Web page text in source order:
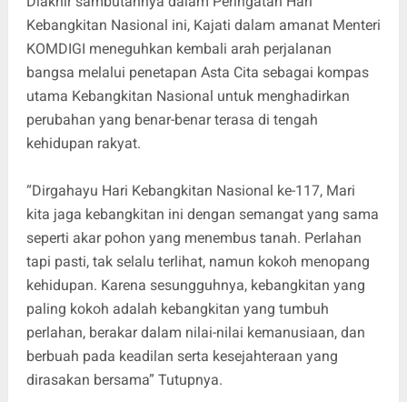
Kebangkitan Nasional ini, Kajati dalam amanat Menteri
KOMDIGI meneguhkan kembali arah perjalanan
bangsa melalui penetapan Asta Cita sebagai kompas
utama Kebangkitan Nasional untuk menghadirkan
perubahan yang benar-benar terasa di tengah
kehidupan rakyat.
“Dirgahayu Hari Kebangkitan Nasional ke-117, Mari
kita jaga kebangkitan ini dengan semangat yang sama
seperti akar pohon yang menembus tanah. Perlahan
tapi pasti, tak selalu terlihat, namun kokoh menopang
kehidupan. Karena sesungguhnya, kebangkitan yang
paling kokoh adalah kebangkitan yang tumbuh
perlahan, berakar dalam nilai-nilai kemanusiaan, dan
berbuah pada keadilan serta kesejahteraan yang
dirasakan bersama” Tutupnya.